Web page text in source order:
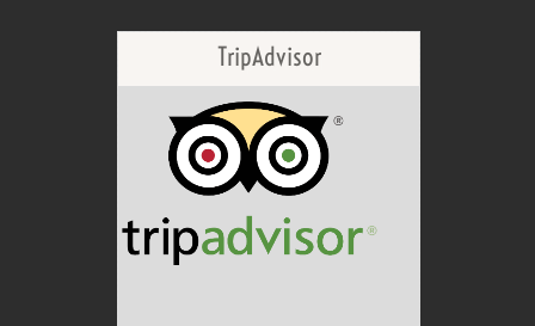
TripAdvisor